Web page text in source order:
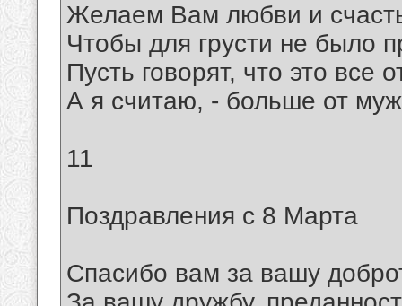
Желаем Вам любви и
Чтобы для грусти не было
Пусть говорят, что это все
А я считаю, - больше от
11
Поздравления с 8 Марта
Спасибо вам за вашу